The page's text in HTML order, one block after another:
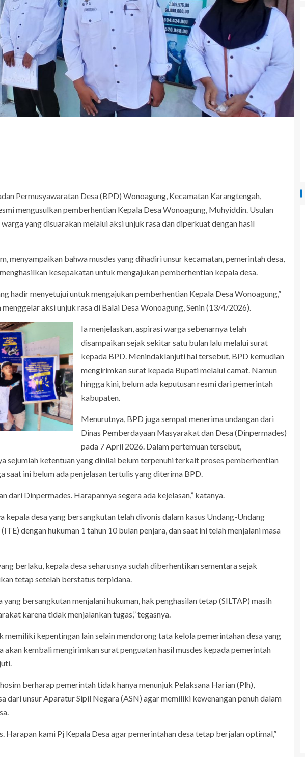
Permusyawaratan Desa (BPD) Wonoagung, Kecamatan Karangtengah,
mengusulkan pemberhentian Kepala Desa Wonoagung, Muhyiddin. Usulan
yang disuarakan melalui aksi unjuk rasa dan diperkuat dengan hasil
menyampaikan bahwa musdes yang dihadiri unsur kecamatan, pemerintah desa,
kesepakatan untuk mengajukan pemberhentian kepala desa.
hadir menyetujui untuk mengajukan pemberhentian Kepala Desa Wonoagung,”
aksi unjuk rasa di Balai Desa Wonoagung, Senin (13/4/2026).
Ia menjelaskan, aspirasi warga sebenarnya telah
disampaikan sejak sekitar satu bulan lalu melalui surat
kepada BPD. Menindaklanjuti hal tersebut, BPD kemudian
mengirimkan surat kepada Bupati melalui camat. Namun
hingga kini, belum ada keputusan resmi dari pemerintah
kabupaten.
Menurutnya, BPD juga sempat menerima undangan dari
Dinas Pemberdayaan Masyarakat dan Desa (Dinpermades)
pada 7 April 2026. Dalam pertemuan tersebut,
sejumlah ketentuan yang dinilai belum terpenuhi terkait proses pemberhentian
saat ini belum ada penjelasan tertulis yang diterima BPD.
dari Dinpermades. Harapannya segera ada kejelasan,” katanya.
kepala desa yang bersangkutan telah divonis dalam kasus Undang-Undang
dengan hukuman 1 tahun 10 bulan penjara, dan saat ini telah menjalani masa
berlaku, kepala desa seharusnya sudah diberhentikan sementara sejak
tetap setelah berstatus terpidana.
yang bersangkutan menjalani hukuman, hak penghasilan tetap (SILTAP) masih
karena tidak menjalankan tugas,” tegasnya.
memiliki kepentingan lain selain mendorong tata kelola pemerintahan desa yang
akan kembali mengirimkan surat penguatan hasil musdes kepada pemerintah
berharap pemerintah tidak hanya menunjuk Pelaksana Harian (Plh),
dari unsur Aparatur Sipil Negara (ASN) agar memiliki kewenangan penuh dalam
Harapan kami Pj Kepala Desa agar pemerintahan desa tetap berjalan optimal,”